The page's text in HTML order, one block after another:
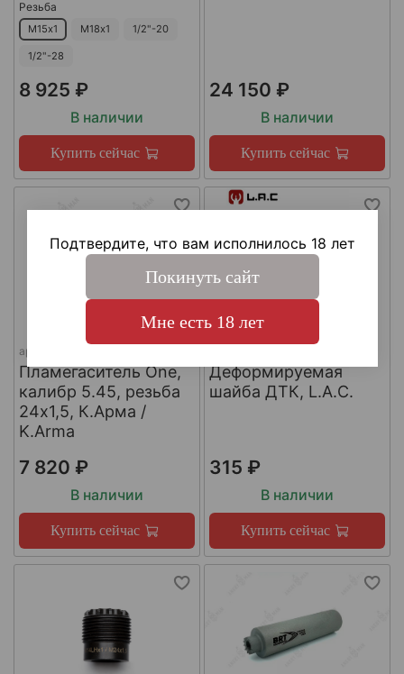
Резьба
М15х1 М18х1 1/2"-20
1/2"-28
8 925 ₽
В наличии
Купить сейчас
24 150 ₽
В наличии
Купить сейчас
арт.
Пламегаситель One,
калибр 5.45, резьба
24х1,5, К.Арма /
K.Arma
7 820 ₽
В наличии
Купить сейчас
Деформируемая
шайба ДТК, L.A.C.
315 ₽
В наличии
Купить сейчас
Подтвердите, что вам исполнилось 18 лет
Покинуть сайт
Мне есть 18 лет